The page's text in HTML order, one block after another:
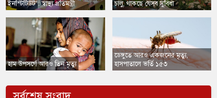
ইনস্টিটিউট’: স্বাস্থ্য প্রতিমন্ত্রী
​হাম উপসর্গে আরও তিন মৃত্যু
চালু, থাকছে যেসব সুবিধা
​ডেঙ্গুতে আরও একজনের মৃত্যু,
হাসপাতালে ভর্তি ১৫৩